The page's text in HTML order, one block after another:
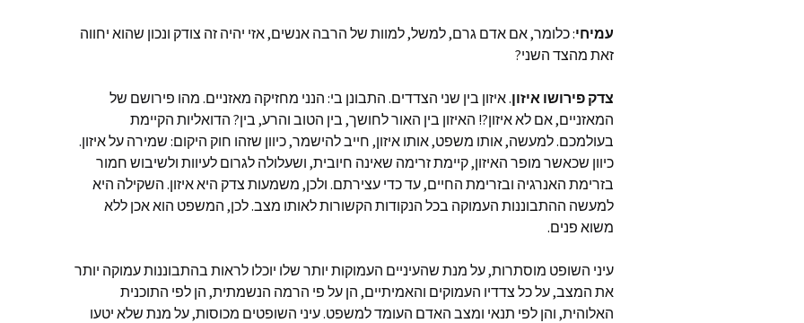
עמיחי: כלומר, אם אדם גרם, למשל, למוות של הרבה אנשים, אזי יהיה זה צודק ונכון שהוא יחווה
זאת מהצד השני?
צדק פירושו איזון. איזון בין שני הצדדים. התבונן בי: הנני מחזיקה מאזניים. מהו פירושם של
המאזניים, אם לא איזון?! האיזון בין האור לחושך, בין הטוב והרע, בין? הדואליות הקיימת
בעולמכם. למעשה, אותו משפט, אותו איזון, חייב להישמר, כיוון שזהו חוק היקום: שמירה על איזון.
כיוון שכאשר מופר האיזון, קיימת זרימה שאינה חיובית, ושעלולה לגרום לעיוות ולשיבוש חמור
בזרימת האנרגיה ובזרימת החיים, עד כדי עצירתם. ולכן, משמעות צדק היא איזון. השקילה היא
למעשה ההתבוננות העמוקה בכל הנקודות הקשורות לאותו מצב. לכן, המשפט הוא אכן ללא
משוא פנים.
עיני השופט מוסתרות, על מנת שהעיניים העמוקות יותר שלו יוכלו לראות בהתבוננות עמוקה יותר
את המצב, על כל צדדיו העמוקים והאמיתיים, הן על פי הרמה הנשמתית, הן לפי התוכנית
האלוהית, והן לפי תנאי ומצב האדם העומד למשפט. עיני השופטים מכוסות, על מנת שלא יטעו